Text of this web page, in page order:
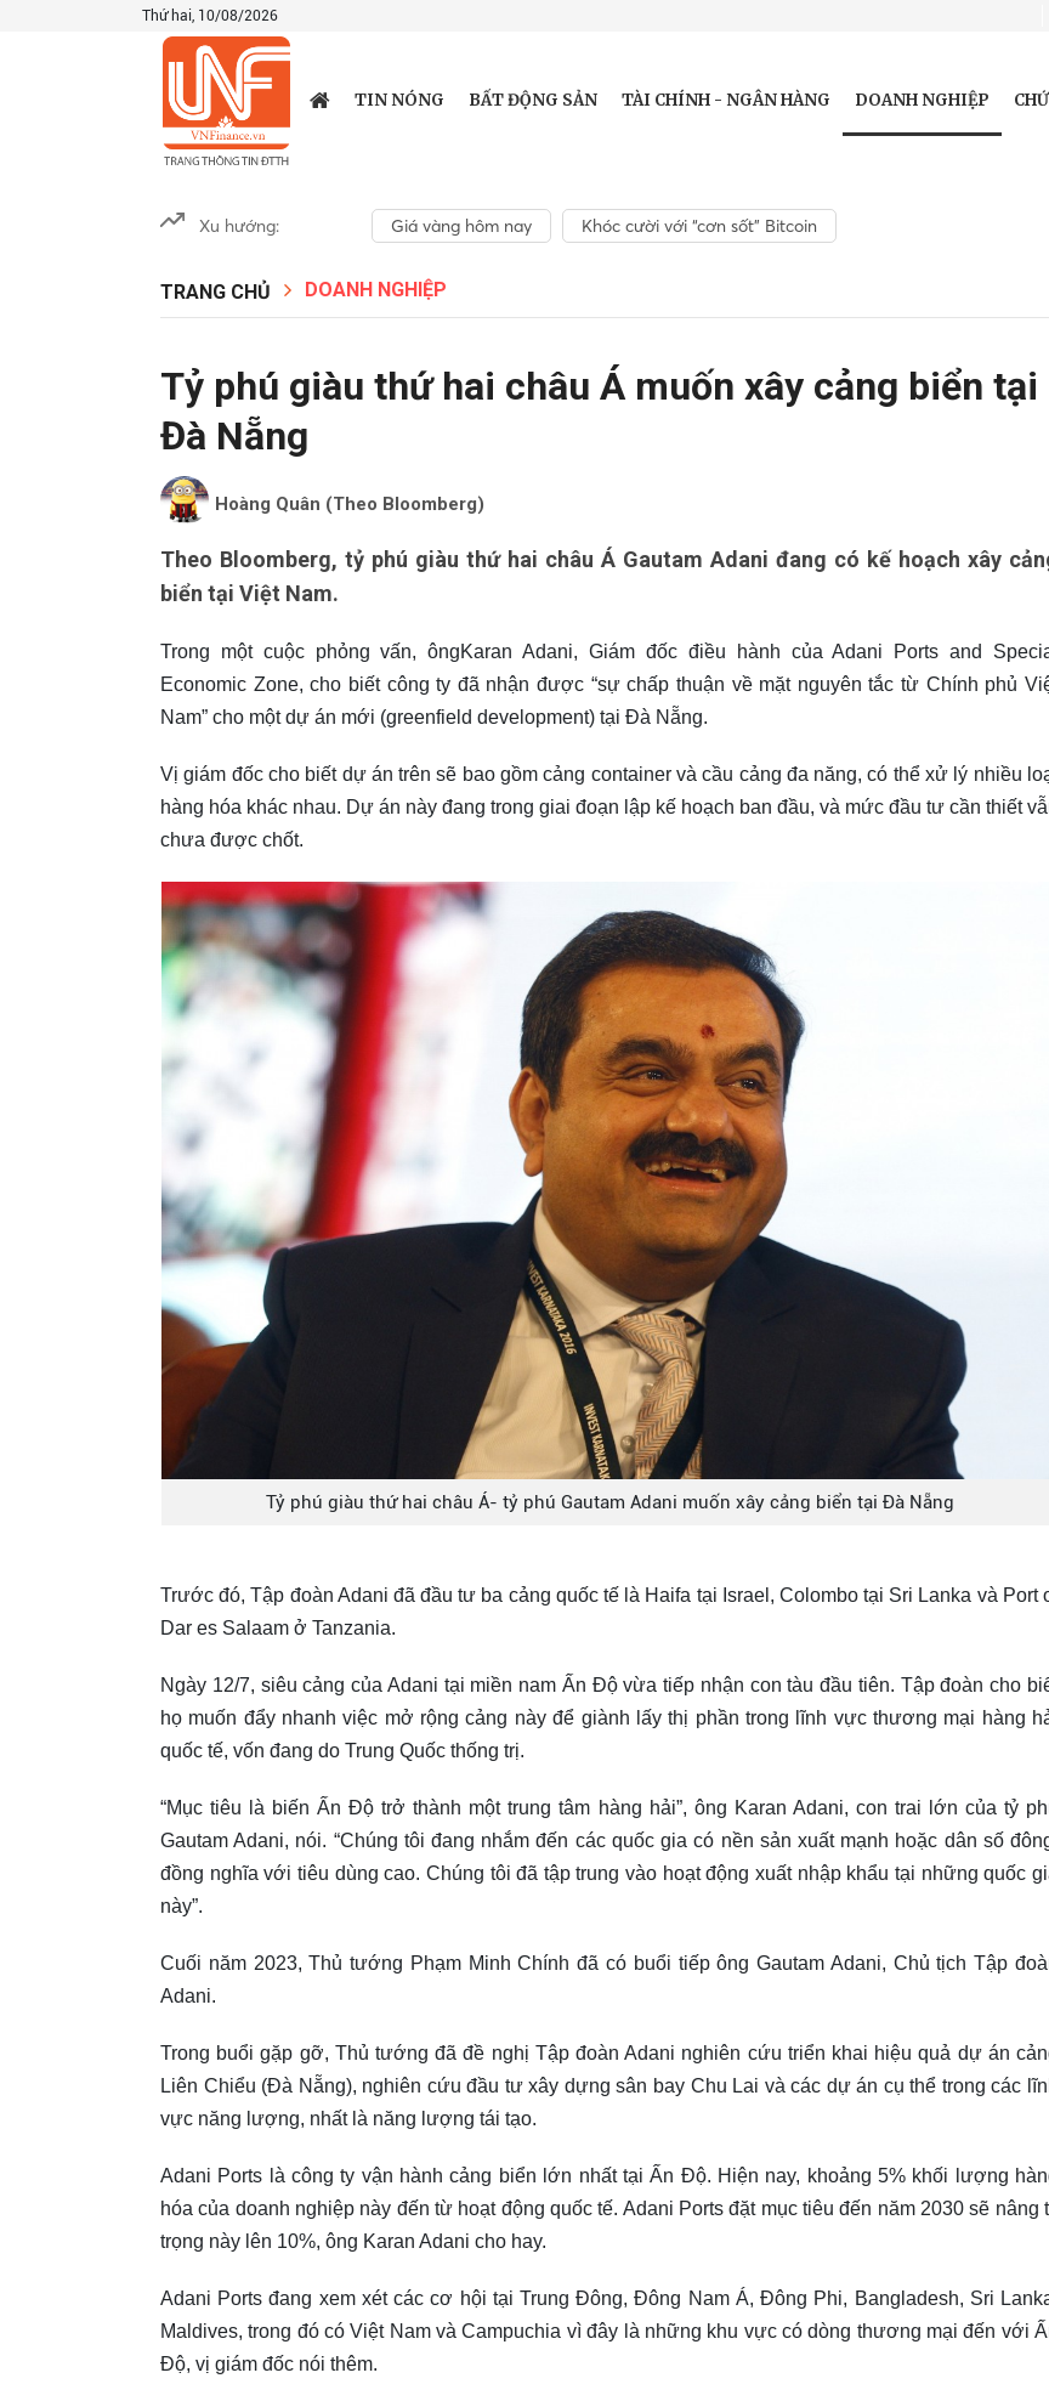
Thứ hai, 10/08/2026
TIN NÓNG BẤT ĐỘNG SẢN TÀI CHÍNH - NGÂN HÀNG DOANH NGHIỆP
Xu hướng: Giá vàng hôm nay Khóc cười với “cơn sốt” Bitcoin
TRANG CHỦ DOANH NGHIỆP
Tỷ phú giàu thứ hai châu Á muốn xây cảng biển tại
Đà Nẵng
Hoàng Quân (Theo Bloomberg)
Theo Bloomberg, tỷ phú giàu thứ hai châu Á Gautam Adani đang có kế hoạch xây
biển tại Việt Nam.
Trong một cuộc phỏng vấn, ôngKaran Adani, Giám đốc điều hành của Adani Ports and
Economic Zone, cho biết công ty đã nhận được “sự chấp thuận về mặt nguyên tắc từ Chính phủ
Nam” cho một dự án mới (greenfield development) tại Đà Nẵng.
Vị giám đốc cho biết dự án trên sẽ bao gồm cảng container và cầu cảng đa năng, có thể xử lý nhiều
hàng hóa khác nhau. Dự án này đang trong giai đoạn lập kế hoạch ban đầu, và mức đầu tư cần thiết
chưa được chốt.
Tỷ phú giàu thứ hai châu Á- tỷ phú Gautam Adani muốn xây cảng biển tại Đà Nẵng
Trước đó, Tập đoàn Adani đã đầu tư ba cảng quốc tế là Haifa tại Israel, Colombo tại Sri Lanka và Port
Dar es Salaam ở Tanzania.
Ngày 12/7, siêu cảng của Adani tại miền nam Ấn Độ vừa tiếp nhận con tàu đầu tiên. Tập đoàn cho
họ muốn đẩy nhanh việc mở rộng cảng này để giành lấy thị phần trong lĩnh vực thương mại hàng
quốc tế, vốn đang do Trung Quốc thống trị.
“Mục tiêu là biến Ấn Độ trở thành một trung tâm hàng hải”, ông Karan Adani, con trai lớn của tỷ
Gautam Adani, nói. “Chúng tôi đang nhắm đến các quốc gia có nền sản xuất mạnh hoặc dân số
đồng nghĩa với tiêu dùng cao. Chúng tôi đã tập trung vào hoạt động xuất nhập khẩu tại những quốc
này”.
Cuối năm 2023, Thủ tướng Phạm Minh Chính đã có buổi tiếp ông Gautam Adani, Chủ tịch Tập
Adani.
Trong buổi gặp gỡ, Thủ tướng đã đề nghị Tập đoàn Adani nghiên cứu triển khai hiệu quả dự án
Liên Chiểu (Đà Nẵng), nghiên cứu đầu tư xây dựng sân bay Chu Lai và các dự án cụ thể trong các
vực năng lượng, nhất là năng lượng tái tạo.
Adani Ports là công ty vận hành cảng biển lớn nhất tại Ấn Độ. Hiện nay, khoảng 5% khối lượng
hóa của doanh nghiệp này đến từ hoạt động quốc tế. Adani Ports đặt mục tiêu đến năm 2030 sẽ nâng
trọng này lên 10%, ông Karan Adani cho hay.
Adani Ports đang xem xét các cơ hội tại Trung Đông, Đông Nam Á, Đông Phi, Bangladesh, Sri
Maldives, trong đó có Việt Nam và Campuchia vì đây là những khu vực có dòng thương mại đến với
Độ, vị giám đốc nói thêm.